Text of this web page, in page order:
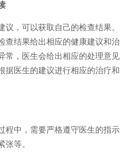
，可以获取自己的检查结果。
查结果给出相应的健康建议和治
常，医生会给出相应的处理意见
据医生的建议进行相应的治疗和
中，需要严格遵守医生的指示
张等。